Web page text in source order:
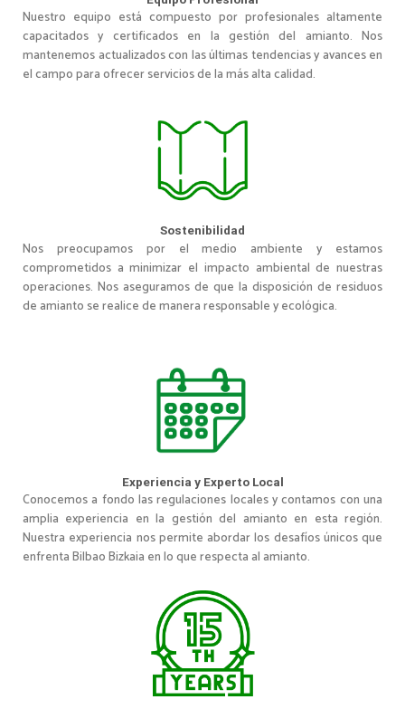
Nuestro equipo está compuesto por profesionales altamente
capacitados y certificados en la gestión del amianto. Nos
mantenemos actualizados con las últimas tendencias y avances en
el campo para ofrecer servicios de la más alta calidad.
Sostenibilidad
Nos preocupamos por el medio ambiente y estamos
comprometidos a minimizar el impacto ambiental de nuestras
operaciones. Nos aseguramos de que la disposición de residuos
de amianto se realice de manera responsable y ecológica.
Experiencia y Experto Local
Conocemos a fondo las regulaciones locales y contamos con una
amplia experiencia en la gestión del amianto en esta región.
Nuestra experiencia nos permite abordar los desafíos únicos que
enfrenta Bilbao Bizkaia en lo que respecta al amianto.